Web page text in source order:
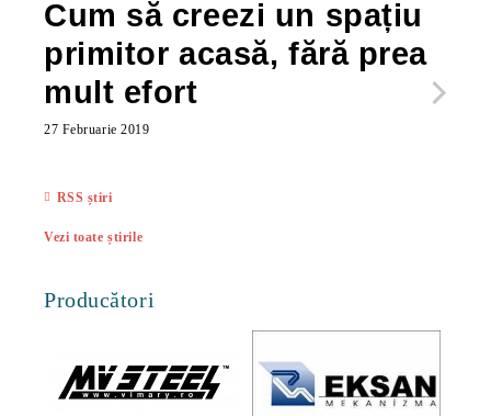
Cum să creezi un spațiu
primitor acasă, fără prea
mult efort
27 Februarie 2019
RSS știri
Vezi toate știrile
Producători